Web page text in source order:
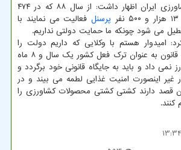
رئیس اتاق اصناف کشاورزی ایران اظهار داشت: از سال ۸۸ که در ۴۷۴
پرسنل فعالیت می نمایند با
می شود چونکه ما حمایت دولتی نداریم.
امیدوار هستم با وکلایی که داریم دولت را
محکوم نماییم بر طبق قانون به عنوان ترک فعل کشور یک سال و ۸ ماه
نمی داد و باید به جایگاه قانونی خود برگردد و
غیر اینصورت امنیت غذایی لطمه می بیند و در
قصد دارند کشتی کشتی محصولات کشاورزی را
کنند.